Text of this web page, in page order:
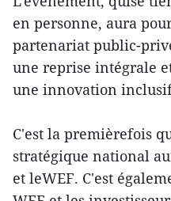
en personne, aura
partenariat public-
une reprise intégrale
une innovation
C'est la premièrefois
stratégique national
et leWEF. C'est